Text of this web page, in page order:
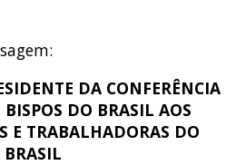
DA CONFERÊNCIA
DO BRASIL AOS
E TRABALHADORAS DO
BRASIL